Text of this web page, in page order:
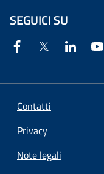
SEGUICI SU
Contatti
Privacy
Note legali